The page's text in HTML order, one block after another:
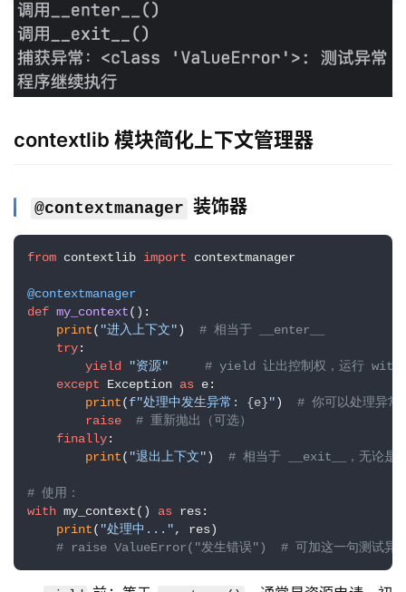
u
础
监
contextlib 模块简化上下文管理器
@contextmanager 装饰器
from contextlib import contextmanager
@contextmanager
def my_context():
print( "进入上下文") # 相当于 __enter__
try:
yield
"资源"
# yield 让出控制权，运行 with
except Exception as e:
print(f"处理中发生异常: {e}") # 你可以处理异常
raise
# 重新抛出（可选）
finally:
print( "退出上下文") # 相当于 __exit__，无论是
# 使用：
with my_context() as res:
print( "处理中...", res)
# raise ValueError("发生错误")  # 可加这一句测试异